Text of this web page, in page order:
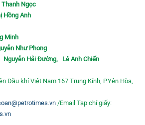
Thanh Ngọc
Hồng Anh
Minh
Như Phong
Nguyễn Hải Đường, Lê Anh Chiến
Dầu khí Việt Nam 167 Trung Kính, P.Yên Hòa,
/Email Tạp chí giấy: